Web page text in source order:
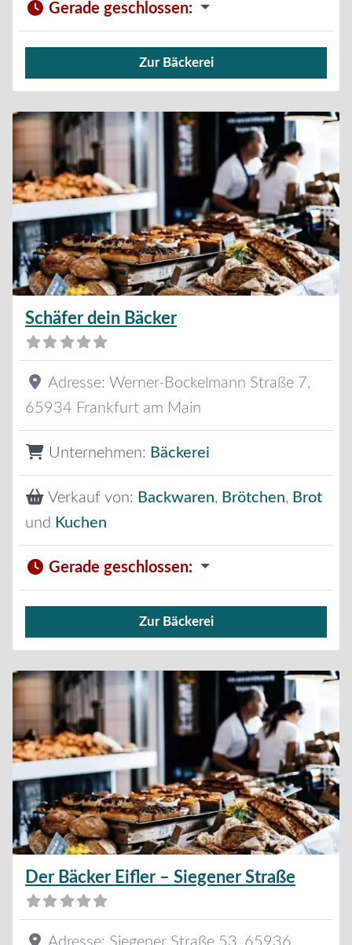
Gerade geschlossen:
Verkauf von Brötchen,
Zur Bäckerei
Schäfer dein Bäcker
Adresse: Werner-Bockelmann Straße 7,
65934 Frankfurt am Main
Unternehmen: Bäckerei
Verkauf von: Backwaren, Brötchen, Brot
und Kuchen
Gerade geschlossen:
Verkauf von Brötchen,
Zur Bäckerei
Der Bäcker Eifler – Siegener Straße